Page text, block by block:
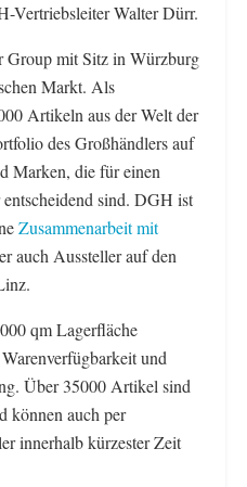
Vertriebsleiter Walter Dürr.
Group mit Sitz in Würzburg
Markt. Als
Artikeln aus der Welt der
des Großhändlers auf
Marken, die für einen
sind. DGH ist
Zusammenarbeit mit
auch Aussteller auf den
qm Lagerfläche
und
Über 35000 Artikel sind
können auch per
innerhalb kürzester Zeit